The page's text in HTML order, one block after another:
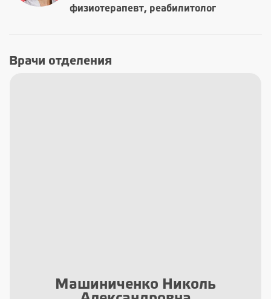
физиотерапевт, реабилитолог
Врачи отделения
Машиниченко Николь